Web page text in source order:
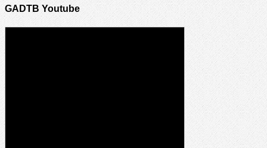
GADTB Youtube